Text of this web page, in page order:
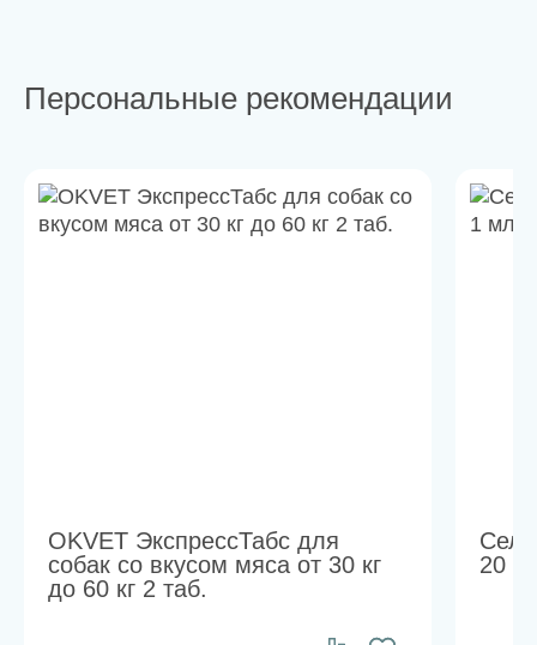
Персональные рекомендации
OKVET ЭкспрессТабс для
собак со вкусом мяса от 30 кг
до 60 кг 2 таб.
20